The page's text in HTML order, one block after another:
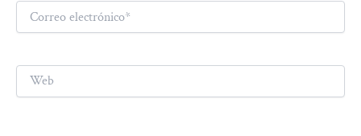
Correo
electrónico*
Web